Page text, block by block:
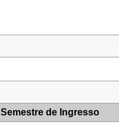
Semestre de Ingresso